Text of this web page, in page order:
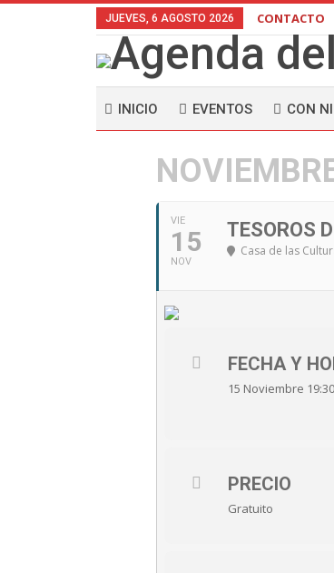
JUEVES, 6 AGOSTO 2026 CONTACTO
INICIO EVENTOS CON
VIE
15
NOV
TESOROS
Casa de las
FECHA Y
15 Noviembre 19:30
PRECIO
Gratuito